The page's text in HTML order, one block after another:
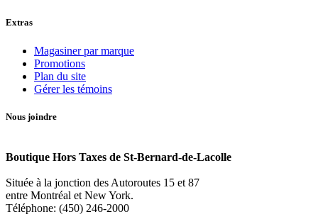
Extras
Magasiner par marque
Promotions
Plan du site
Gérer les témoins
Nous joindre
Boutique Hors Taxes de St-Bernard-de-Lacolle
Située à la jonction des Autoroutes 15 et 87
entre Montréal et New York.
Téléphone: (450) 246-2000